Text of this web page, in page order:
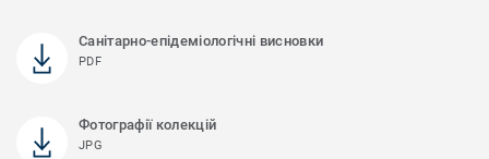
Санітарно-епідеміологічні висновки
PDF
Фотографії колекцій
JPG